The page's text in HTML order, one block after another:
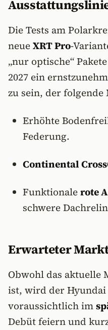
Die Tests am
neueXRT Pro-
„nur optische“
2027 ein
zu sein, der
Erhöhte
Federung.
Continental
Funktionalerote
schwere
Erwarteter
Obwohl das aktuelle
ist, wird der Hyundai
voraussichtlich im
Debüt feiern und